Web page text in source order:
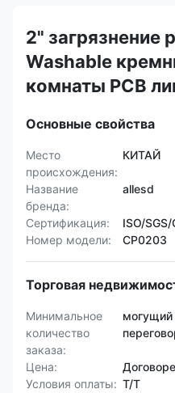
2" загрязнение
Washable
комнаты PCB
Основные свойства
Место
происхождения:
КИТАЙ
Название
бренда:
allesd
Сертификация:
ISO/SGS/
Номер модели:
СР0203
Торговая
Минимальное
количество
заказа:
Цена:
Условия оплаты: T/T